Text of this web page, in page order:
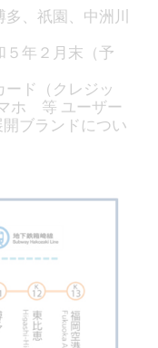
、祇園、中洲川
５年２月末（予
ード（クレジッ
ホ 等 ユーザー
開ブランドについ